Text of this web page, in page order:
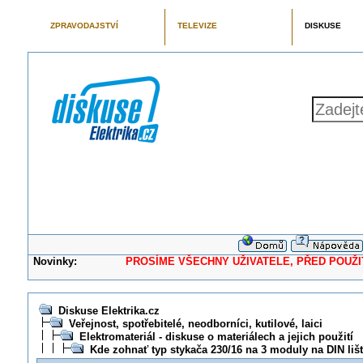
ZPRAVODAJSTVÍ TELEVIZE DISKUSE
Novinky: PROSÍME VŠECHNY UŽIVATELE, PŘED
Diskuse Elektrika.cz
Veřejnost, spotřebitelé, neodborníci, kutilové, laici
Elektromateriál - diskuse o materiálech a jejich použití
Kde zohnať typ stykača 230/16 na 3 moduly na DIN